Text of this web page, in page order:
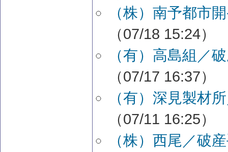
（株）南予都市
（07/18 15:24）
（有）高島組／
（07/17 16:37）
（有）深見製材
（07/11 16:25）
（株）西尾／破